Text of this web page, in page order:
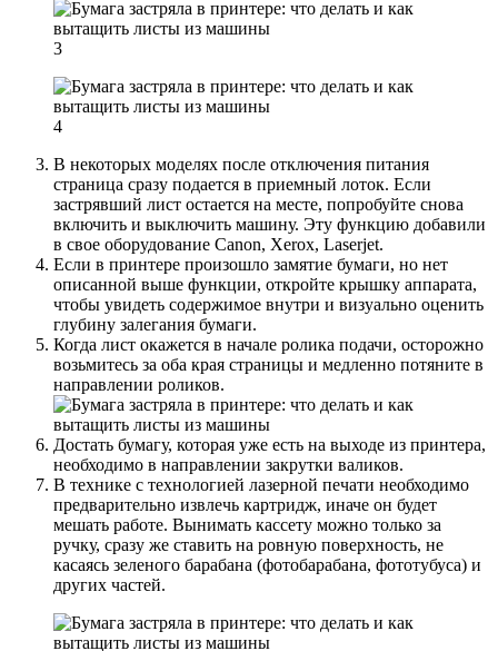
3
4
В некоторых моделях после отключения питания
страница сразу подается в приемный лоток. Если
застрявший лист остается на месте, попробуйте снова
включить и выключить машину. Эту функцию добавили
в свое оборудование Canon, Xerox, Laserjet.
Если в принтере произошло замятие бумаги, но нет
описанной выше функции, откройте крышку аппарата,
чтобы увидеть содержимое внутри и визуально оценить
глубину залегания бумаги.
Когда лист окажется в начале ролика подачи, осторожно
возьмитесь за оба края страницы и медленно потяните в
направлении роликов.
Достать бумагу, которая уже есть на выходе из принтера,
необходимо в направлении закрутки валиков.
В технике с технологией лазерной печати необходимо
предварительно извлечь картридж, иначе он будет
мешать работе. Вынимать кассету можно только за
ручку, сразу же ставить на ровную поверхность, не
касаясь зеленого барабана (фотобарабана, фототубуса) и
других частей.